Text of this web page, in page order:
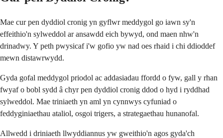
Mae cur pen dyddiol cronig yn gyflwr meddygol go iawn sy'n
effeithio'n sylweddol ar ansawdd eich bywyd, ond maen nhw'n
drinadwy. Y peth pwysicaf i'w gofio yw nad oes rhaid i chi ddioddef
mewn distawrwydd.
Gyda gofal meddygol priodol ac addasiadau ffordd o fyw, gall y rhan
fwyaf o bobl sydd â chyr pen dyddiol cronig ddod o hyd i ryddhad
sylweddol. Mae triniaeth yn aml yn cynnwys cyfuniad o
feddyginiaethau ataliol, osgoi trigers, a strategaethau hunanofal.
Allwedd i driniaeth llwyddiannus yw gweithio'n agos gyda'ch